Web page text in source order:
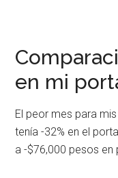
en mi
El peor mes para
tenía -32% en el
a -$76,000 pesos en